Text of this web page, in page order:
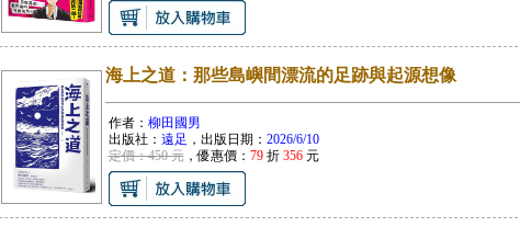
海上之道：那些島嶼間漂流的足跡與起源想像
作者： 柳田國男
出版社： 遠足 ，出版日期： 2026/6/10
定價：450 元，優惠價： 79折 356元